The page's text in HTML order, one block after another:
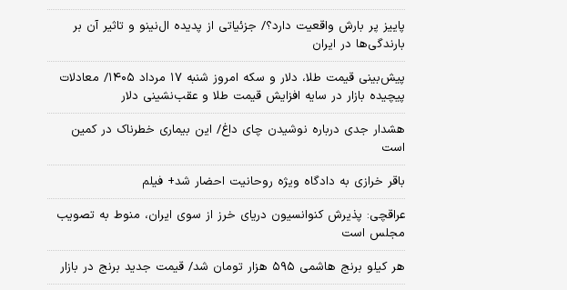
پاییز پر بارش واقعیت دارد؟/ جزئیاتی از پدیده ال‌نینو و تاثیر آن بر
بارندگی‌ها در ایران
پیش‌بینی قیمت طلا، دلار و سکه امروز شنبه ۱۷ مرداد ۱۴۰۵/ معادلات
پیچیده بازار در سایه افزایش قیمت طلا و عقب‌نشینی دلار
هشدار جدی درباره نوشیدن چای داغ/ این بیماری خطرناک در کمین
است
باقر خرازی به دادگاه ویژه روحانیت احضار شد+ فیلم
عراقچی: پذیرش کنوانسیون دریای خرز از سوی ایران، منوط به تصویب
مجلس است
هر کیلو برنج هاشمی ۵۹۵ هزار تومان شد/ قیمت جدید برنج در بازار